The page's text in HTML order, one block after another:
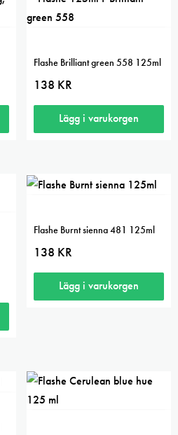
Flashe Brilliant green 558 125ml
138 KR
Lägg i varukorgen
Flashe Burnt sienna 481 125ml
138 KR
Lägg i varukorgen